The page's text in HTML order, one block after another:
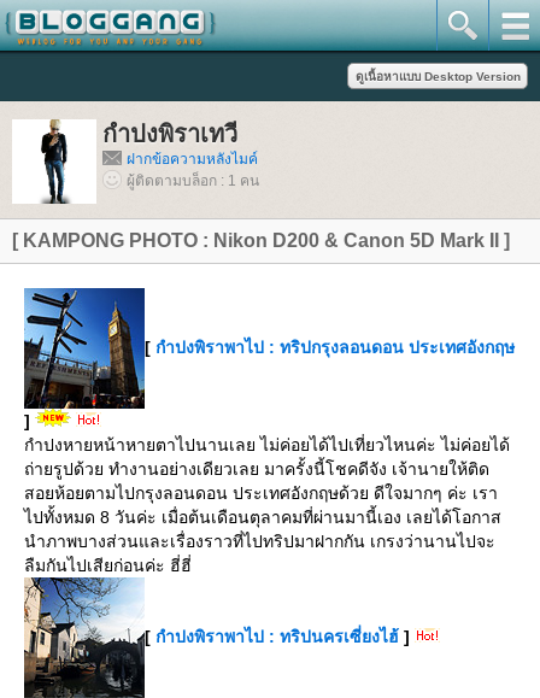
กำปงพิราเทวี
ฝากข้อความหลังไมค์
ผู้ติดตามบล็อก : 1 คน
[ KAMPONG PHOTO : Nikon D200 & Canon 5D Mark II ]
[ กำปงพิราพาไป : ทริปกรุงลอนดอน ประเทศอังกฤษ
]
กำปงหายหน้าหายตาไปนานเลย ไม่ค่อยได้ไปเที่ยวไหนค่ะ ไม่ค่อยได้
ถ่ายรูปด้วย ทำงานอย่างเดียวเลย มาครั้งนี้โชคดีจัง เจ้านายให้ติด
สอยห้อยตามไปกรุงลอนดอน ประเทศอังกฤษด้วย ดีใจมากๆ ค่ะ เรา
ไปทั้งหมด 8 วันค่ะ เมื่อต้นเดือนตุลาคมที่ผ่านมานี้เอง เลยได้โอกาส
นำภาพบางส่วนและเรื่องราวที่ไปทริปมาฝากกัน เกรงว่านานไปจะ
ลืมกันไปเสียก่อนค่ะ ฮี่ฮี่
[ กำปงพิราพาไป : ทริปนครเซี่ยงไฮ้ ]